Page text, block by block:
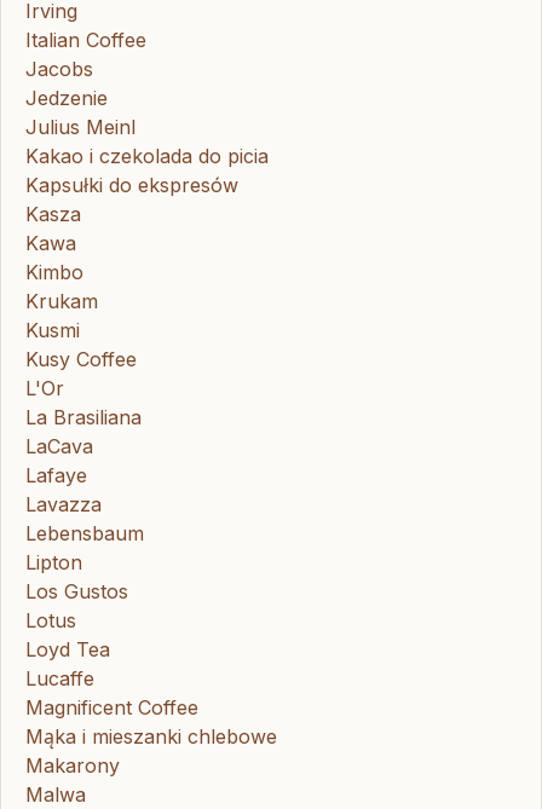
Irving
Italian Coffee
Jacobs
Jedzenie
Julius Meinl
Kakao i czekolada do picia
Kapsułki do ekspresów
Kasza
Kawa
Kimbo
Krukam
Kusmi
Kusy Coffee
L'Or
La Brasiliana
LaCava
Lafaye
Lavazza
Lebensbaum
Lipton
Los Gustos
Lotus
Loyd Tea
Lucaffe
Magnificent Coffee
Mąka i mieszanki chlebowe
Makarony
Malwa